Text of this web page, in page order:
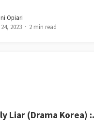
Opiari
2023
2 min read
Liar (Drama Korea)